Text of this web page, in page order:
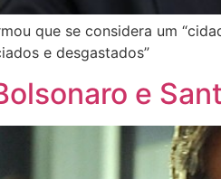
que se considera um
e desgastados”
e